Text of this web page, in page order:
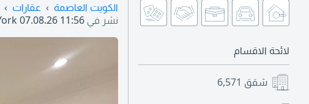
لائحة الاقسام
شقق 6,571
الكويت العاصمة عقارات
نشر في 07.08.26 11:56